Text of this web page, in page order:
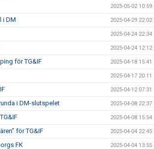
2025-05-02 10:59
i DM 2025-04-29 22:02
2025-04-24 22:34
2025-04-24 12:12
för TG&IF 2025-04-18 15:41
2025-04-17 20:11
2025-04-12 07:31
i DM-slutspelet 2025-04-08 22:37
2025-04-08 15:54
för TG&IF 2025-04-04 22:45
FK 2025-04-04 13:55